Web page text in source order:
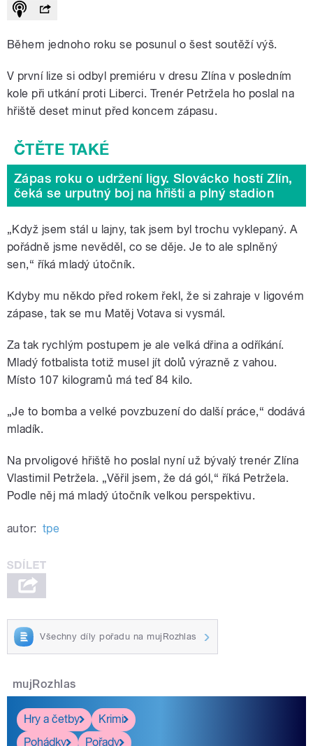
Během jednoho roku se posunul o šest soutěží výš.
V první lize si odbyl premiéru v dresu Zlína v posledním
kole při utkání proti Liberci. Trenér Petržela ho poslal na
hřiště deset minut před koncem zápasu.
Zápas roku o udržení ligy. Slovácko hostí Zlín,
čeká se urputný boj na hřišti a plný stadion
„Když jsem stál u lajny, tak jsem byl trochu vyklepaný. A
pořádně jsme nevěděl, co se děje. Je to ale splněný
sen,“ říká mladý útočník.
Kdyby mu někdo před rokem řekl, že si zahraje v ligovém
zápase, tak se mu Matěj Votava si vysmál.
Za tak rychlým postupem je ale velká dřina a odříkání.
Mladý fotbalista totiž musel jít dolů výrazně z vahou.
Místo 107 kilogramů má teď 84 kilo.
„Je to bomba a velké povzbuzení do další práce,“ dodává
mladík.
Na prvoligové hřiště ho poslal nyní už bývalý trenér Zlína
Vlastimil Petržela. „Věřil jsem, že dá gól,“ říká Petržela.
Podle něj má mladý útočník velkou perspektivu.
autor: tpe
Všechny díly pořadu na mujRozhlas
mujRozhlas
Hry a četby
Krimi
Pohádky
Pořady